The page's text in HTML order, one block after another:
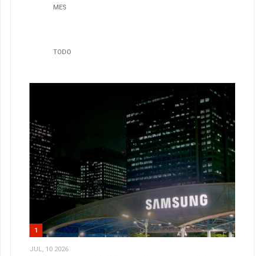
MES
TODO
1
JUL, 10 2026